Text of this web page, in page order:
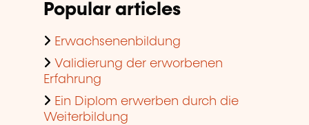
Popular articles
Erwachsenenbildung
Validierung der erworbenen
Erfahrung
Ein Diplom erwerben durch die
Weiterbildung